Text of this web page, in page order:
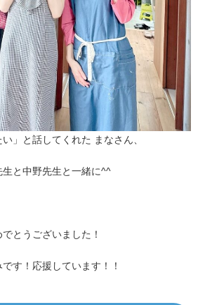
」と話してくれた まなさん、
と中野先生と一緒に^^
とうございました！
す！応援しています！！